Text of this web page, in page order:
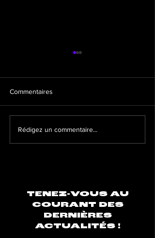
La santé mentale, un sujet
Commentaires
Rédigez un commentaire...
TENEZ-VOUS AU
COURANT DES
DERNIÈRES
ACTUALITÉS !